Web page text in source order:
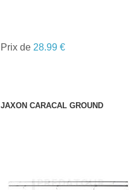
Prix de 28.99 €
JAXON CARACAL GROUND